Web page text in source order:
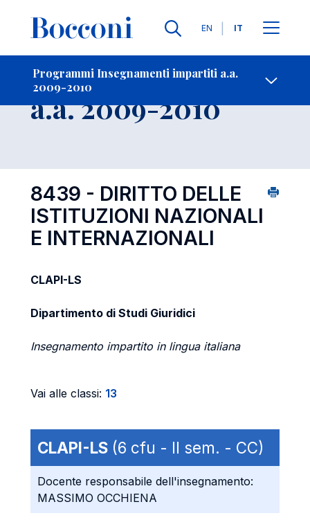
Lingue
EN IT
Programmi Insegnamenti impartiti a.a.
2009-2010
-
Insegnamento
a.a. 2009-2010
8439 - DIRITTO DELLE
ISTITUZIONI NAZIONALI
E INTERNAZIONALI
CLAPI-LS
Dipartimento di Studi Giuridici
Insegnamento impartito in lingua italiana
Vai alle classi: 13
CLAPI-LS (6 cfu - II sem. - CC)
Docente responsabile dell'insegnamento:
MASSIMO OCCHIENA